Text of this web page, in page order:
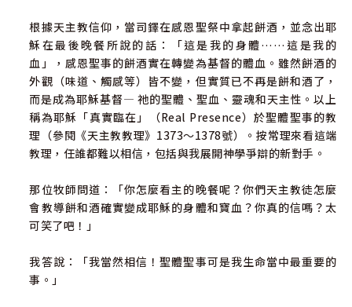
根據天主教信仰，當司鐸在感恩聖祭中拿起餅酒，並念出耶
穌在最後晚餐所說的話：「這是我的身體……這是我的
血」，感恩聖事的餅酒實在轉變為基督的體血。雖然餅酒的
外觀（味道、觸感等）皆不變，但實質已不再是餅和酒了，
而是成為耶穌基督― 祂的聖體、聖血、靈魂和天主性。以上
稱為耶穌「真實臨在」（Real Presence）於聖體聖事的教
理（參閱《天主教教理》1373～1378號）。按常理來看這端
教理，任誰都難以相信，包括與我展開神學爭辯的新對手。
那位牧師問道：「你怎麼看主的晚餐呢？你們天主教徒怎麼
會教導餅和酒確實變成耶穌的身體和寶血？你真的信嗎？太
可笑了吧！」
我答說：「我當然相信！聖體聖事可是我生命當中最重要的
事。」